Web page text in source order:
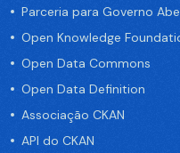
Parceria para Governo
Open Knowledge
Open Data Commons
Open Data Definition
Associação CKAN
API do CKAN